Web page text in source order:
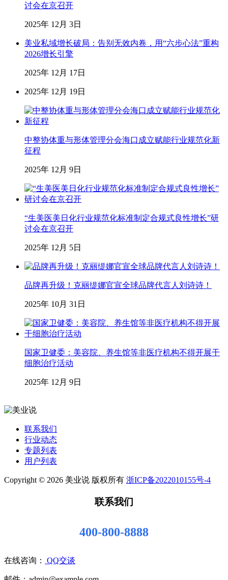
讨会在京召开
2025年 12月 3日
美业私域增长破局：告别无效内卷，用“六步心法”重构
2026增长引擎
2025年 12月 17日
2025年 12月 19日
中整协体重与形体管理分会海口成立赋能行业规范化新
征程
2025年 12月 9日
“生美医美日化行业规范化标准制定合规式良性增长”研
讨会在京召开
2025年 12月 5日
品牌再升级！克丽缇娜官宣全球品牌代言人刘诗诗！
2025年 10月 31日
国家卫健委：美容院、养生馆等非医疗机构不得开展干
细胞治疗活动
2025年 12月 9日
联系我们
行业动态
专题列表
用户列表
Copyright © 2026 美业说 版权所有 浙ICP备2022010155号-4
联系我们
400-800-8888
在线咨询： QQ交谈